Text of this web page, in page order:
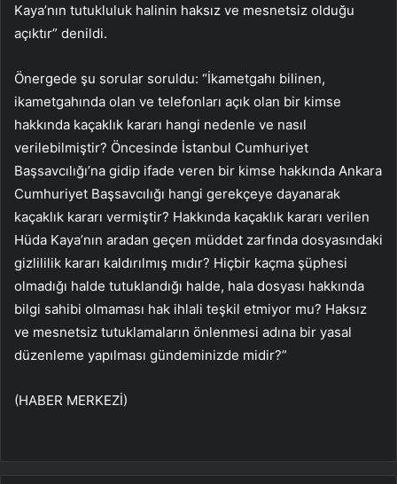
Kaya’nın tutukluluk halinin haksız ve mesnetsiz olduğu
açıktır” denildi.
Önergede şu sorular soruldu: “İkametgahı bilinen,
ikametgahında olan ve telefonları açık olan bir kimse
hakkında kaçaklık kararı hangi nedenle ve nasıl
verilebilmiştir? Öncesinde İstanbul Cumhuriyet
Başsavcılığı’na gidip ifade veren bir kimse hakkında Ankara
Cumhuriyet Başsavcılığı hangi gerekçeye dayanarak
kaçaklık kararı vermiştir? Hakkında kaçaklık kararı verilen
Hüda Kaya’nın aradan geçen müddet zarfında dosyasındaki
gizlililik kararı kaldırılmış mıdır? Hiçbir kaçma şüphesi
olmadığı halde tutuklandığı halde, hala dosyası hakkında
bilgi sahibi olmaması hak ihlali teşkil etmiyor mu? Haksız
ve mesnetsiz tutuklamaların önlenmesi adına bir yasal
düzenleme yapılması gündeminizde midir?”
(HABER MERKEZİ)